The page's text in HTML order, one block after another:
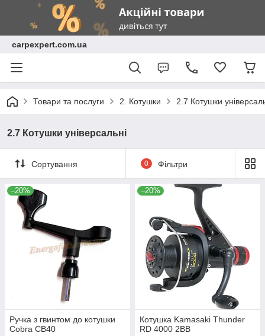
carpexpert.com.ua
Товари та послуги 2. Котушки 2.7 Котушки
2.7 Котушки універсальні
Сортування 0 Фільтри
–20%
Ручка з гвинтом до котушки
Cobra CB40
–20%
Котушка Kamasaki Thunder
RD 4000 2BB